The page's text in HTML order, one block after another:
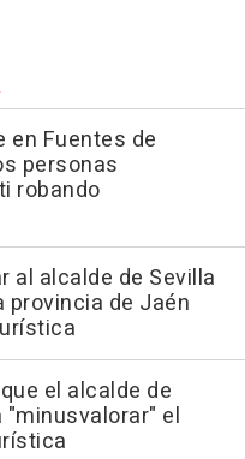
en Fuentes de
personas
robando
al alcalde de Sevilla
provincia de Jaén
el alcalde de
"minusvalorar" el